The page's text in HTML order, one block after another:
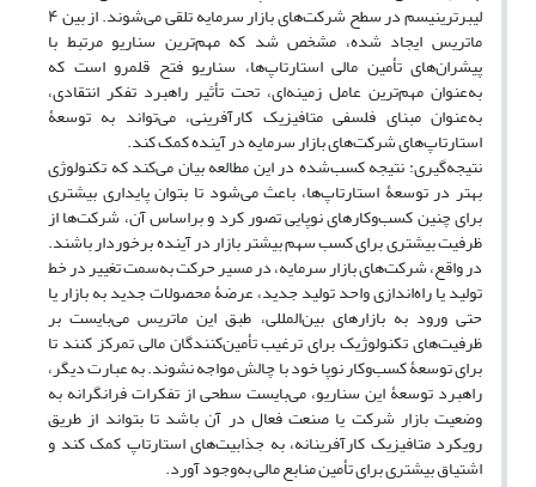
لیبرترینیسم در سطح شرکت‌های بازار سرمایه تلقی می‌شوند. از بین ۴
ماتریس ایجاد شده، مشخص شد که مهم‌ترین سناریو مرتبط با
پیشران‌های تأمین مالی استارتاپ‌ها، سناریو فتح قلمرو است که
به‌عنوان مهم‌ترین عامل زمینه‌ای، تحت تأثیر راهبرد تفکر انتقادی،
به‌عنوان مبنای فلسفی متافیزیک کارآفرینی، می‌تواند به توسعۀ
استارتاپ‌های شرکت‌های بازار سرمایه در آینده کمک کند.
نتیجه‌گیری: نتیجه کسب‌شده در این مطالعه بیان می‌کند که تکنولوژی
بهتر در توسعۀ استارتاپ‌ها، باعث می‌شود تا بتوان پایداری بیشتری
برای چنین کسب‌وکارهای نوپایی تصور کرد و براساس آن، شرکت‌ها از
ظرفیت بیشتری برای کسب سهم بیشتر بازار در آینده برخوردار باشند.
در واقع، شرکت‌های بازار سرمایه، در مسیر حرکت به‌سمت تغییر در خط
تولید یا راه‌اندازی واحد تولید جدید، عرضۀ محصولات جدید به بازار یا
حتی ورود به بازارهای بین‌المللی، طبق این ماتریس می‌بایست بر
ظرفیت‌های تکنولوژیک برای ترغیب تأمین‌کنندگان مالی تمرکز کنند تا
برای توسعۀ کسب‌وکار نوپا خود با چالش مواجه نشوند. به عبارت دیگر،
راهبرد توسعۀ این سناریو، می‌بایست سطحی از تفکرات فرانگرانه به
وضعیت بازار شرکت یا صنعت فعال در آن باشد تا بتواند از طریق
رویکرد متافیزیک کارآفرینانه، به جذابیت‌های استارتاپ کمک کند و
اشتیاق بیشتری برای تأمین منابع مالی به‌وجود آورد.